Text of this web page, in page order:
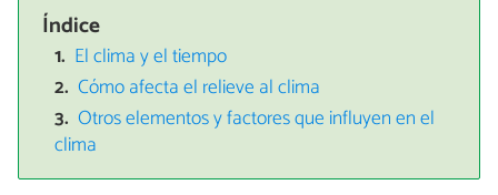
Índice
El clima y el tiempo
Cómo afecta el relieve al clima
Otros elementos y factores que influyen en el
clima